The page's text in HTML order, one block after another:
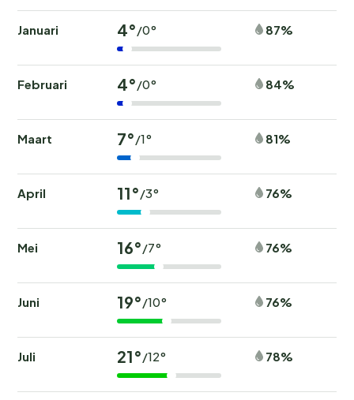
Januari 4°/0° 87%
Februari 4°/0° 84%
Maart 7°/1° 81%
April 11°/3° 76%
Mei 16°/7° 76%
Juni 19°/10° 76%
Juli 21°/12° 78%